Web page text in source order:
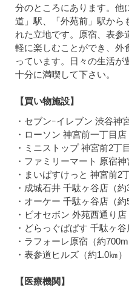
分のところにあります。他
道」駅、「外苑前」駅から
れた立地です。原宿、表参
軽に楽しむことができ、外
っています。日々の生活が
十分に満喫して下さい。
【買い物施設】
・セブンｰイレブン 渋谷神
・ローソン 神宮前一丁目店
・ミニストップ 神宮前2丁
・ファミリーマート 原宿神
・まいばすけっと 神宮前2
・成城石井 千駄ヶ谷店（約
・オーケー 千駄ヶ谷店（約
・ビオセボン 外苑西通り店
・どらっぐぱぱす 千駄ヶ谷
・ラフォーレ原宿（約700m
・表参道ヒルズ（約1.0㎞）
【医療機関】